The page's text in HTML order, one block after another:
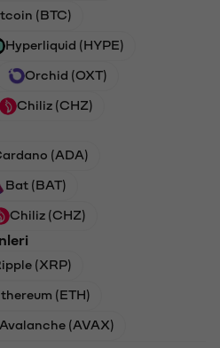
(BTC)
Hyperliquid (HYPE)
Orchid (OXT)
Chiliz (CHZ)
(ADA)
Bat (BAT)
Chiliz (CHZ)
(XRP)
(ETH)
Avalanche (AVAX)